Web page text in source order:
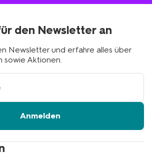
den Newsletter an
Newsletter und erfahre alles über
sowie Aktionen.
Anmelden